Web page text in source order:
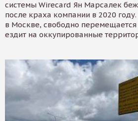
системы Wirecard Ян Марсалек
после краха компании в 2020
в Москве, свободно
ездит на оккупированные